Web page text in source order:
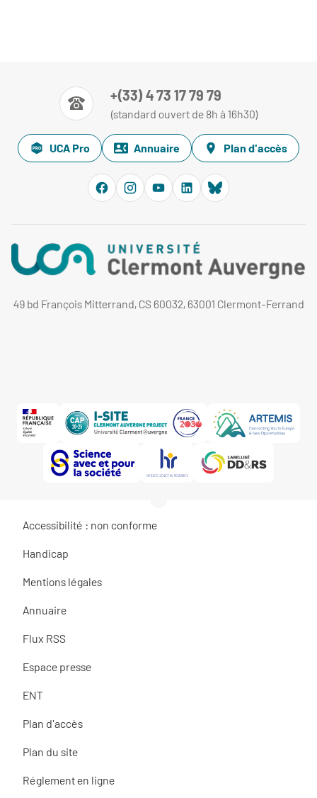
+(33) 4 73 17 79 79
(standard ouvert de 8h à 16h30)
UCA Pro Annuaire Plan d'accès
49 bd François Mitterrand, CS 60032, 63001 Clermont-Ferrand
Accessibilité : non conforme
Handicap
Mentions légales
Annuaire
Flux RSS
Espace presse
ENT
Plan d'accès
Plan du site
Réglement en ligne